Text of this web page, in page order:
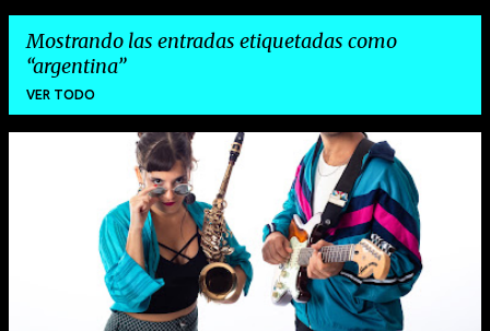
Mostrando las entradas etiquetadas como
argentina
VER TODO